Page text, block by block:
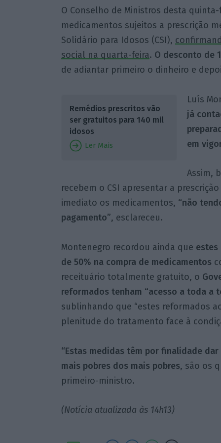
O Conselho de Ministros desta
medicamentos sujeitos a prescrição
Solidário para Idosos (CSI),
social na quarta-feira. O desconto de
de adiantar primeiro o dinheiro e
Remédios prescritos vão
ser gratuitos para 140 mil
idosos
Ler Mais
Luís
já
em
Assim,
recebem o CSI apresentar a
imediato os medicamentos, “não
pagamento”, esclareceu.
Montenegro recordou ainda que estes
de 50% na compra de medicamentos
receituário totalmente gratuito, o
reformados tenham “acesso a toda a
sublinhando que “estes reformados
plenitude do tratamento face à
“Estas medidas têm por finalidade
mais pobres dos mais pobres, são os
primeiro-ministro.
(Notícia atualizada às 14h13)